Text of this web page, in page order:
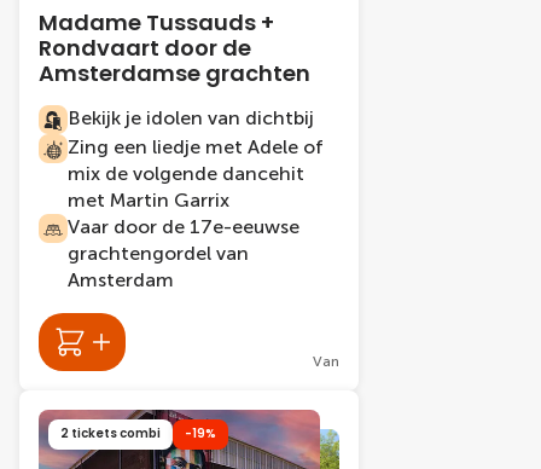
Madame Tussauds +
Rondvaart door de
Amsterdamse grachten
Bekijk je idolen van dichtbij
Zing een liedje met Adele of
mix de volgende dancehit
met Martin Garrix
Vaar door de 17e-eeuwse
grachtengordel van
Amsterdam
Van
2 tickets combi -19%